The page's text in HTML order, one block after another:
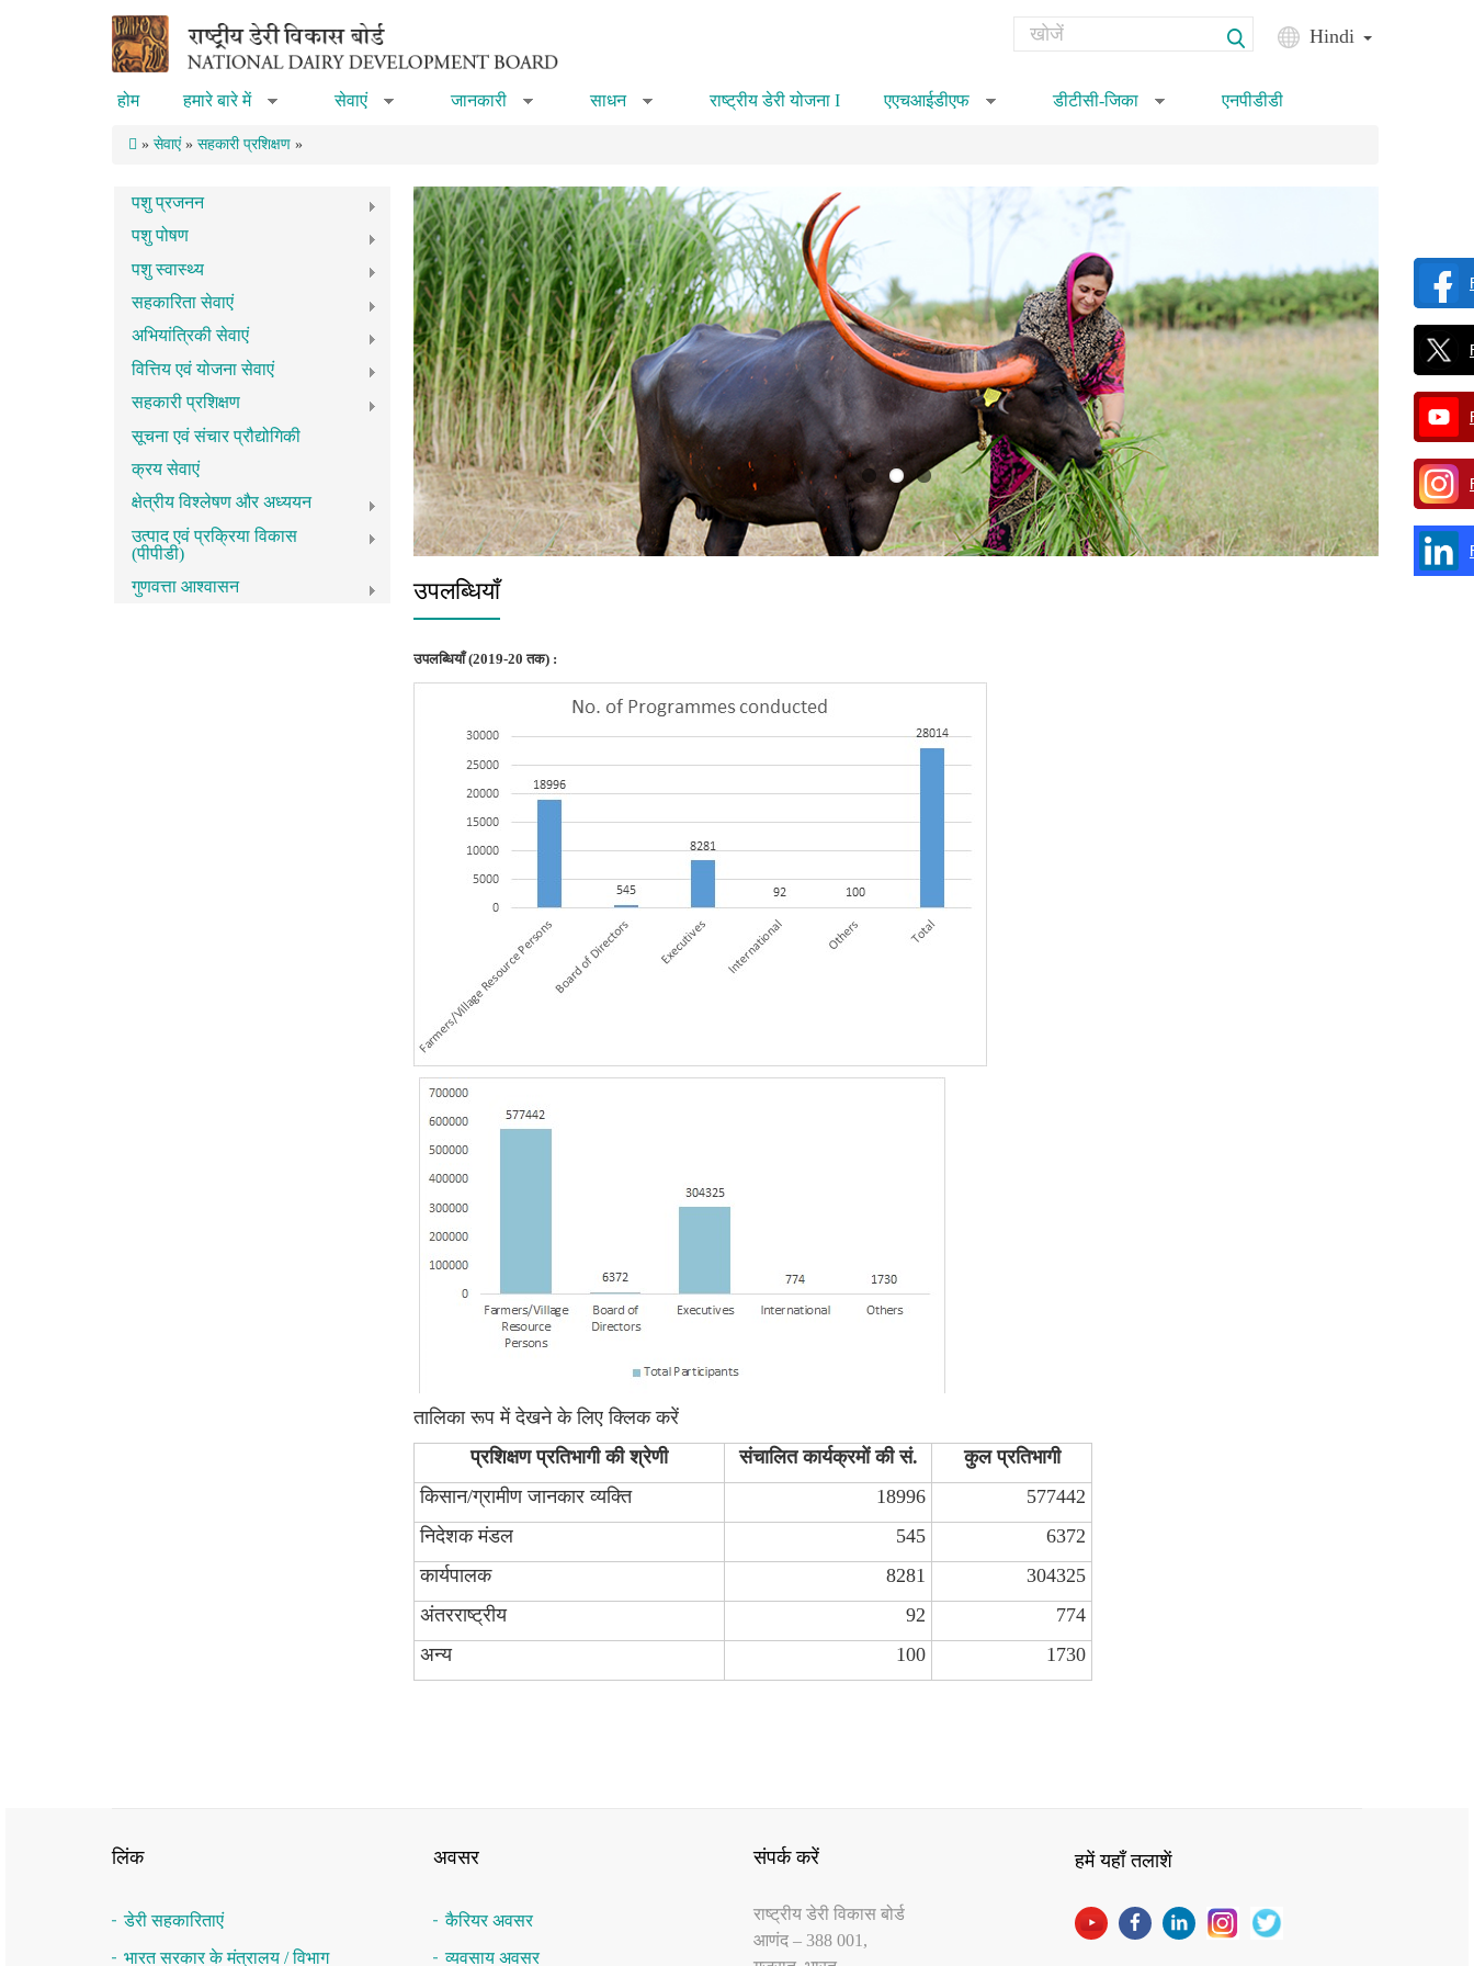
Search Hindi
होम हमारे बारे में सेवाएं जानकारी साधन राष्ट्रीय डेरी योजना I एएचआईडीएफ डीटीसी-जिका एनपीडीडी
» सेवाएं» सहकारी प्रशिक्षण »
पशु प्रजनन
पशु पोषण
पशु स्वास्थ्य
सहकारिता सेवाएं
अभियांत्रिकी सेवाएं
वित्तिय एवं योजना सेवाएं
सहकारी प्रशिक्षण
सूचना एवं संचार प्रौद्योगिकी
क्रय सेवाएं
क्षेत्रीय विश्लेषण और अध्ययन
उत्पाद एवं प्रक्रिया विकास
(पीपीडी)
गुणवत्ता आश्वासन
उपलब्धियाँ
उपलब्धियाँ (2019-20 तक) :
तालिका रूप में देखने के लिए क्लिक करें
प्रशिक्षण प्रतिभागी की श्रेणी
संचालित कार्यक्रमों की सं.
कुल प्रतिभागी
किसान/ग्रामीण जानकार व्‍यक्ति
18996
577442
निदेशक मंडल
545
6372
कार्यपालक
8281
304325
अंतरराष्‍ट्रीय
92
774
अन्‍य
100 1730
लिंक
डेरी सहकारिताएं
भारत सरकार के मंत्रालय / विभाग
अवसर
कैरियर अवसर
व्यवसाय अवसर
संपर्क करें
राष्‍ट्रीय डेरी विकास बोर्ड
आणंद – 388 001,
हमें यहाँ तलाशें